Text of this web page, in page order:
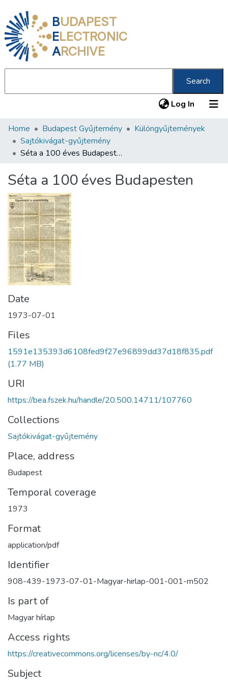
BUDAPEST
ELECTRONIC
ARCHIVE
Search
Log In (current)
Communities & Collections
All of DSpace
About us
Home Budapest Gyűjtemény
Különgyűjtemények
Sajtókivágat-gyűjtemény
Séta a 100 éves Budapesten
Séta a 100 éves Budapesten
Date
1973-07-01
Files
1591e135393d6108fed9f27e96899dd37d18f835.pdf
(1.77 MB)
URI
https://bea.fszek.hu/handle/20.500.14711/107760
Collections
Sajtókivágat-gyűjtemény
Place, address
Budapest
Temporal coverage
1973
Format
application/pdf
Identifier
908-439-1973-07-01-Magyar-hirlap-001-001-m502
Is part of
Magyar hírlap
Access rights
https://creativecommons.org/licenses/by-nc/4.0/
Subject